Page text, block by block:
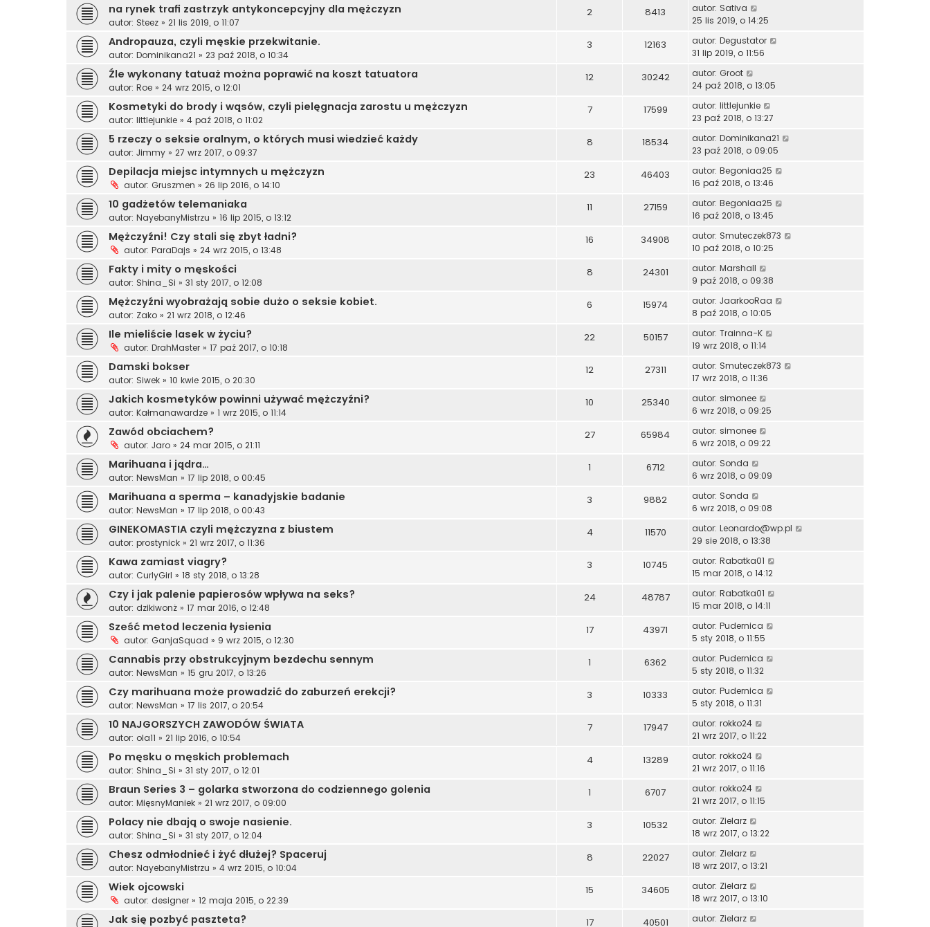
na rynek trafi zastrzyk antykoncepcyjny dla mężczyzn
autor: Steez » 21 lis 2019, o 11:07
2 8413 autor: Sativa
25 lis 2019, o 14:25
Andropauza, czyli męskie przekwitanie.
autor: Dominikana21 » 23 paź 2018, o 10:34
3 12163 autor: Degustator
31 lip 2019, o 11:56
Źle wykonany tatuaż można poprawić na koszt tatuatora
autor: Roe » 24 wrz 2015, o 12:01
12 30242 autor: Groot
24 paź 2018, o 13:05
Kosmetyki do brody i wąsów, czyli pielęgnacja zarostu u mężczyzn
autor: littlejunkie » 4 paź 2018, o 11:02
7 17599 autor: littlejunkie
23 paź 2018, o 13:27
5 rzeczy o seksie oralnym, o których musi wiedzieć każdy
autor: Jimmy » 27 wrz 2017, o 09:37
8 18534 autor: Dominikana21
23 paź 2018, o 09:05
Depilacja miejsc intymnych u mężczyzn
autor: Gruszmen » 26 lip 2016, o 14:10
23 46403 autor: Begoniaa25
16 paź 2018, o 13:46
10 gadżetów telemaniaka
autor: NayebanyMistrzu » 16 lip 2015, o 13:12
11 27159 autor: Begoniaa25
16 paź 2018, o 13:45
Mężczyźni! Czy stali się zbyt ładni?
autor: ParaDajs » 24 wrz 2015, o 13:48
16 34908 autor: Smuteczek873
10 paź 2018, o 10:25
Fakty i mity o męskości
autor: Shina_Si » 31 sty 2017, o 12:08
8 24301 autor: Marshall
9 paź 2018, o 09:38
Mężczyźni wyobrażają sobie dużo o seksie kobiet.
autor: Zako » 21 wrz 2018, o 12:46
6 15974 autor: JaarkooRaa
8 paź 2018, o 10:05
Ile mieliście lasek w życiu?
autor: DrahMaster » 17 paź 2017, o 10:18
22 50157 autor: Trainna-K
19 wrz 2018, o 11:14
Damski bokser
autor: Siwek » 10 kwie 2015, o 20:30
12 27311 autor: Smuteczek873
17 wrz 2018, o 11:36
Jakich kosmetyków powinni używać mężczyźni?
autor: Kałmanawardze » 1 wrz 2015, o 11:14
10 25340 autor: simonee
6 wrz 2018, o 09:25
Zawód obciachem?
autor: Jaro » 24 mar 2015, o 21:11
27 65984 autor: simonee
6 wrz 2018, o 09:22
Marihuana i jądra…
autor: NewsMan » 17 lip 2018, o 00:45
1 6712 autor: Sonda
6 wrz 2018, o 09:09
Marihuana a sperma – kanadyjskie badanie
autor: NewsMan » 17 lip 2018, o 00:43
3 9882 autor: Sonda
6 wrz 2018, o 09:08
GINEKOMASTIA czyli mężczyzna z biustem
autor: prostynick » 21 wrz 2017, o 11:36
4 11570 autor: Leonardo@wp.pl
29 sie 2018, o 13:38
Kawa zamiast viagry?
autor: CurlyGirl » 18 sty 2018, o 13:28
3 10745 autor: Rabatka01
15 mar 2018, o 14:12
Czy i jak palenie papierosów wpływa na seks?
autor: dzikiwonż » 17 mar 2016, o 12:48
24 48787 autor: Rabatka01
15 mar 2018, o 14:11
Sześć metod leczenia łysienia
autor: GanjaSquad » 9 wrz 2015, o 12:30
17 43971 autor: Pudernica
5 sty 2018, o 11:55
Cannabis przy obstrukcyjnym bezdechu sennym
autor: NewsMan » 15 gru 2017, o 13:26
1 6362 autor: Pudernica
5 sty 2018, o 11:32
Czy marihuana może prowadzić do zaburzeń erekcji?
autor: NewsMan » 17 lis 2017, o 20:54
3 10333 autor: Pudernica
5 sty 2018, o 11:31
10 NAJGORSZYCH ZAWODÓW ŚWIATA
autor: ola11 » 21 lip 2016, o 10:54
7 17947 autor: rokko24
21 wrz 2017, o 11:22
Po męsku o męskich problemach
autor: Shina_Si » 31 sty 2017, o 12:01
4 13289 autor: rokko24
21 wrz 2017, o 11:16
Braun Series 3 – golarka stworzona do codziennego golenia
autor: MięsnyManiek » 21 wrz 2017, o 09:00
1 6707 autor: rokko24
21 wrz 2017, o 11:15
Polacy nie dbają o swoje nasienie.
autor: Shina_Si » 31 sty 2017, o 12:04
3 10532 autor: Zielarz
18 wrz 2017, o 13:22
Chesz odmłodnieć i żyć dłużej? Spaceruj
autor: NayebanyMistrzu » 4 wrz 2015, o 10:04
8 22027 autor: Zielarz
18 wrz 2017, o 13:21
Wiek ojcowski
autor: designer » 12 maja 2015, o 22:39
15 34605 autor: Zielarz
18 wrz 2017, o 13:10
Jak się pozbyć paszteta? 17 40501 autor: Zielarz